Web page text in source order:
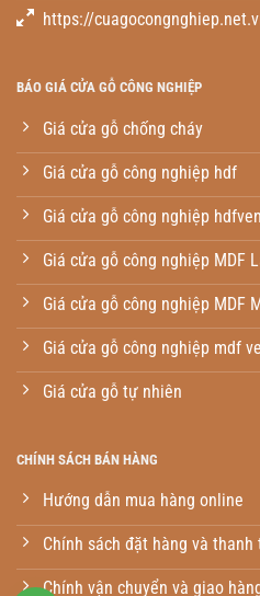
https://
BÁO GIÁ CỬA GỖ CÔNG NGHIỆP
Giá cửa gỗ chống cháy
Giá cửa gỗ công nghiệp hdf
Giá cửa gỗ công nghiệp
Giá cửa gỗ công nghiệp MDF
Giá cửa gỗ công nghiệp MDF
Giá cửa gỗ công nghiệp mdf
Giá cửa gỗ tự nhiên
CHÍNH SÁCH BÁN HÀNG
Hướng dẫn mua hàng online
Chính sách đặt hàng và thanh
Chính vận chuyển và giao